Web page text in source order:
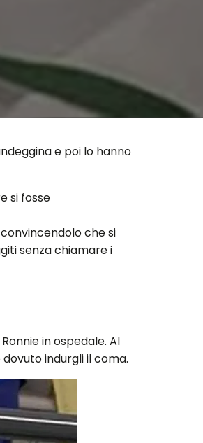
e poi lo hanno
si fosse
che si
senza chiamare i
in ospedale. Al
indurgli il coma.